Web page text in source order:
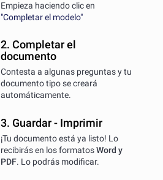
Empieza haciendo clic en
"Completar el modelo"
2. Completar el
documento
Contesta a algunas preguntas y tu
documento tipo se creará
automáticamente.
3. Guardar - Imprimir
¡Tu documento está ya listo! Lo
recibirás en los formatosWord y
PDF. Lo podrás modificar.